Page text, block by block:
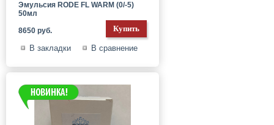
Эмульсия RODE FL WARM (0/-5)
50мл
8650 руб.
В закладки В сравнение